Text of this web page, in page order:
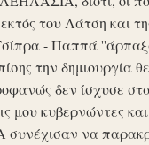
του Λάτση και
- Παππά
την δημιουργία
δεν ίσχυσε
μου κυβερνώντες
συνέχισαν να